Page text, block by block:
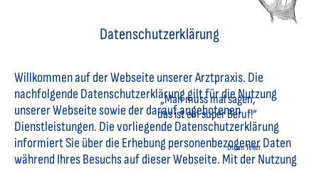
„Man muss mal sagen,
das ist ein super Beruf!“
Dr. Jan Teller
Datenschutzerklärung
Willkommen auf der Webseite unserer Arztpraxis. Die
nachfolgende Datenschutzerklärung gilt für die Nutzung
unserer Webseite sowie der darauf angebotenen
Dienstleistungen. Die vorliegende Datenschutzerklärung
informiert Sie über die Erhebung personenbezogener Daten
während Ihres Besuchs auf dieser Webseite. Mit der Nutzung